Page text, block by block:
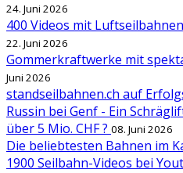
24. Juni 2026
400 Videos mit
22. Juni 2026
Gommerkraftwerke mit
Juni 2026
standseilbahnen.ch auf
Russin bei Genf - Ein
über 5 Mio. CHF ? 08. Juni 2026
Die beliebtesten Bahnen im
1900 Seilbahn-Videos bei